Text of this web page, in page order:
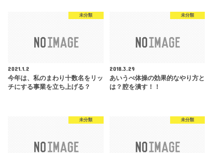
未分類
2021.1.2
今年は、私のまわり十数名をリッ
チにする事業を立ち上げる？
未分類
2018.3.29
あいうべ体操の効果的なやり方と
は？腔を潰す！！
未分類 未分類